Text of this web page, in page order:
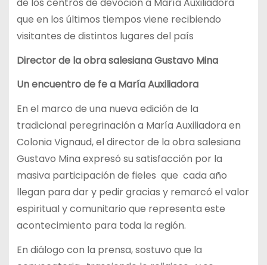
que en los últimos tiempos viene recibiendo
visitantes de distintos lugares del país
Director de la obra salesiana Gustavo Mina
Un encuentro de fe a María Auxiliadora
En el marco de una nueva edición de la
tradicional peregrinación a María Auxiliadora en
Colonia Vignaud, el director de la obra salesiana
Gustavo Mina expresó su satisfacción por la
masiva participación de fieles que cada año
llegan para dar y pedir gracias y remarcó el valor
espiritual y comunitario que representa este
acontecimiento para toda la región.
En diálogo con la prensa, sostuvo que la